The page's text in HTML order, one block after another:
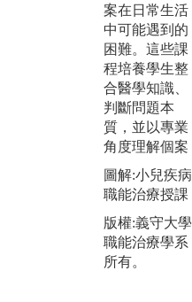
案在日常生活
中可能遇到的
困難。這些課
程培養學生整
合醫學知識、
判斷問題本
質，並以專業
角度理解個案
圖解:小兒疾病
職能治療授課
版權:義守大學
職能治療學系
所有。